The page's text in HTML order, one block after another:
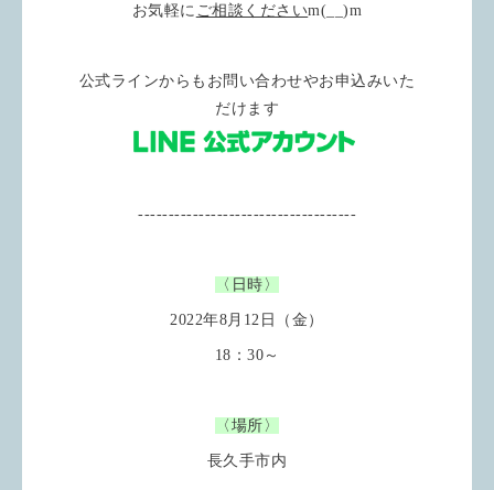
お気軽に ご相談くださいm(__)m
公式ラインからもお問い合わせやお申込みいた
だけます
------------------------------------
〈日時〉
2022年8月12日（金）
18：30～
〈場所〉
長久手市内